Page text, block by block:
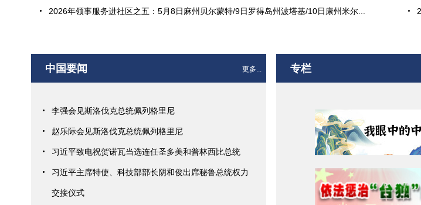
2026年领事服务进社区之五：5月8日麻州贝尔蒙特/9日罗得岛州波塔基/10日康州米尔...
中国要闻 更多...
李强会见斯洛伐克总统佩列格里尼
赵乐际会见斯洛伐克总统佩列格里尼
习近平致电祝贺诺瓦当选连任圣多美和普林西比总统
习近平主席特使、科技部部长阴和俊出席秘鲁总统权力
交接仪式
专栏